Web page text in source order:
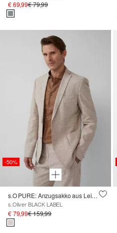
€ 69,99€ 79,99
-50%
s.O PURE: Anzugsakko aus Leinenmix
s.Oliver BLACK LABEL
€ 79,99€ 159,99